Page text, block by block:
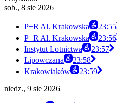
sob., 8 sie 2026
P+R Al. Krakowska
23:55
P+R Al. Krakowska
23:56
Instytut Lotnictwa
23:57
Lipowczana
23:58
Krakowiaków
23:59
niedz., 9 sie 2026